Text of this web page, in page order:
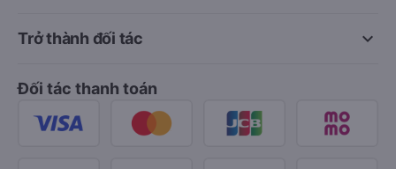
keyboard_arrow_down
Trở thành đối tác
Đối tác thanh toán